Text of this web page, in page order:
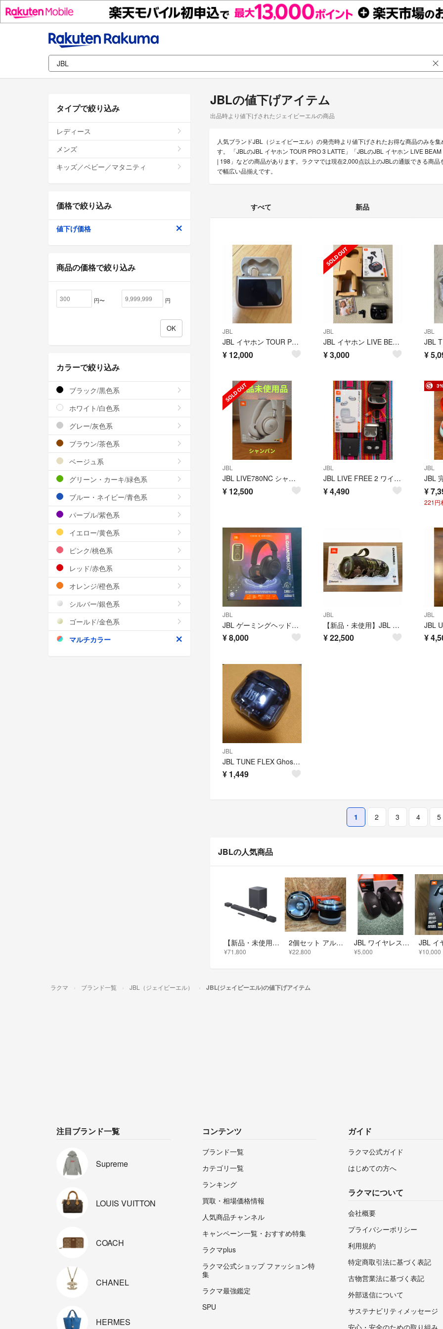
JBLの値下げアイテム
出品時より値下げされたジェイビーエルの商品
人気ブランドJBL（ジェイビーエル）の発売時より値下げされたお得な商品のみを
す。 「JBLのJBL イヤホン TOUR PRO 3 LATTE」「JBLのJBL イヤホン LIVE
| 198」などの商品があります。ラクマでは現在2,000点以上のJBLの通販できる商
で幅広い品揃えです。
すべて 新品
JBL
JBL イヤホン TOUR PRO 3 LATTE
¥ 12,000
JBL
JBL イヤホン LIVE BEAM 3 ケースのみ
¥3,000
JBL
¥
JBL
JBL LIVE780NC シャンパン 新品未使用
¥ 12,500
JBL
JBL LIVE FREE 2 ワイヤレスイヤホン
¥4,490
JBL
¥
221円
JBL
JBL ゲーミングヘッドホンQUANTUM350
¥8,000
JBL
【新品・未使用】JBL スピーカー CHARGE 6 SQUAD 迷彩
¥22,500
JBL
¥
JBL
JBL TUNE FLEX Ghost Edition 充電器 充電ケース
¥ 1,449
1 2 3 4 5
JBLの人気商品
【新品・未使用】JBL BAR 800 サウンドバー VGP2025金賞モデル
¥71,800
2個セット アルミスーパーツイーター JBL ST450TRIO 300w外向き
¥22,800
JBL ワイヤレススピーカー JBLPEBBLESBLKJN
¥5,000 ¥10,000
タイプで絞り込み
レディース
メンズ
キッズ／ベビー／マタニティ
価格で絞り込み
値下げ価格
商品の価格で絞り込み
円〜 円
カラーで絞り込み
ブラック/黒色系
ホワイト/白色系
グレー/灰色系
ブラウン/茶色系
ベージュ系
グリーン・カーキ/緑色系
ブルー・ネイビー/青色系
パープル/紫色系
イエロー/黄色系
ピンク/桃色系
レッド/赤色系
オレンジ/橙色系
シルバー/銀色系
ゴールド/金色系
マルチカラー
ラクマ ブランド一覧 JBL（ジェイビーエル） JBL(ジェイビーエル)の値下げアイテム
注目ブランド一覧
Supreme
LOUIS VUITTON
COACH
CHANEL
HERMES
コンテンツ
ブランド一覧
カテゴリ一覧
ランキング
買取・相場価格情報
人気商品チャンネル
キャンペーン一覧・おすすめ特集
ラクマplus
ラクマ公式ショップ ファッション特
集
ラクマ最強鑑定
SPU
ガイド
ラクマ公式ガイド
はじめての方へ
ラクマについて
会社概要
プライバシーポリシー
利用規約
特定商取引法に基づく表記
古物営業法に基づく表記
外部送信について
サステナビリティメッセージ